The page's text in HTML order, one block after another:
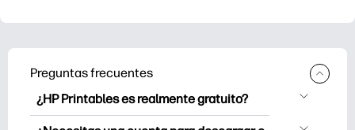
Preguntas frecuentes
¿HP Printables es realmente gratuito?
HP Printables ofrece más de 2500